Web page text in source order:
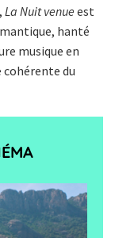
La Nuit venue est
hanté
musique en
cohérente du